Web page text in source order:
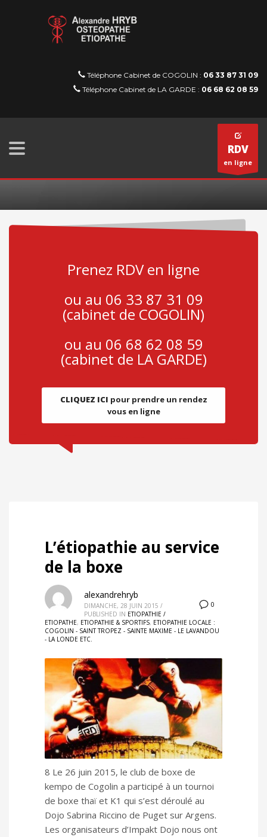
Téléphone Cabinet de COGOLIN : 06 33 87 31 09
Téléphone Cabinet de LA GARDE : 06 68 62 08 59
RDV
en ligne
Prenez RDV en ligne
ou au 06 33 87 31 09
(cabinet de COGOLIN)
ou au 06 68 62 08 59
(cabinet de LA GARDE)
CLIQUEZ ICI pour prendre un rendez
vous en ligne
L’étiopathie au service
de la boxe
0
alexandrehryb
DIMANCHE, 28 JUIN 2015 /
PUBLISHED IN ETIOPATHIE /
ETIOPATHE, ETIOPATHIE & SPORTIFS, ETIOPATHIE LOCALE :
COGOLIN - SAINT TROPEZ - SAINTE MAXIME - LE LAVANDOU
- LA LONDE ETC.
8 Le 26 juin 2015, le club de boxe de
kempo de Cogolin a participé à un tournoi
de boxe thaï et K1 qui s’est déroulé au
Dojo Sabrina Riccino de Puget sur Argens.
Les organisateurs d’Impakt Dojo nous ont